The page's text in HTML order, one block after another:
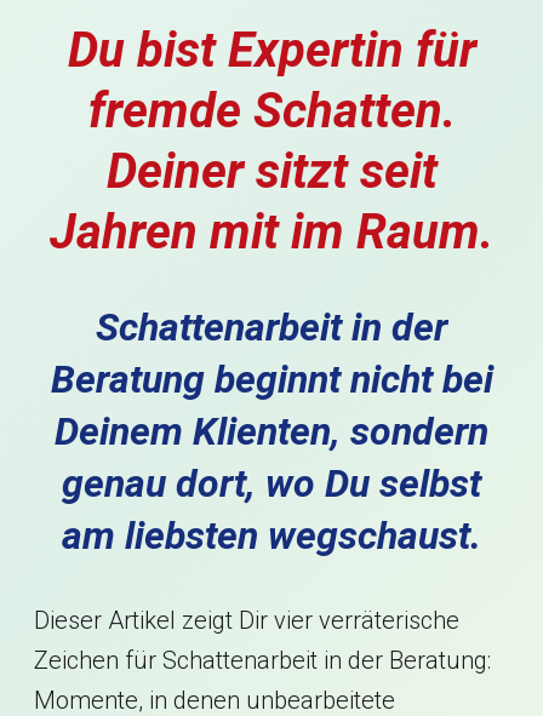
Du bist Expertin für
fremde Schatten.
Deiner sitzt seit
Jahren mit im Raum.
Schattenarbeit in der
Beratung beginnt nicht bei
Deinem Klienten, sondern
genau dort, wo Du selbst
am liebsten wegschaust.
Dieser Artikel zeigt Dir vier verräterische
Zeichen für Schattenarbeit in der Beratung:
Momente, in denen unbearbeitete